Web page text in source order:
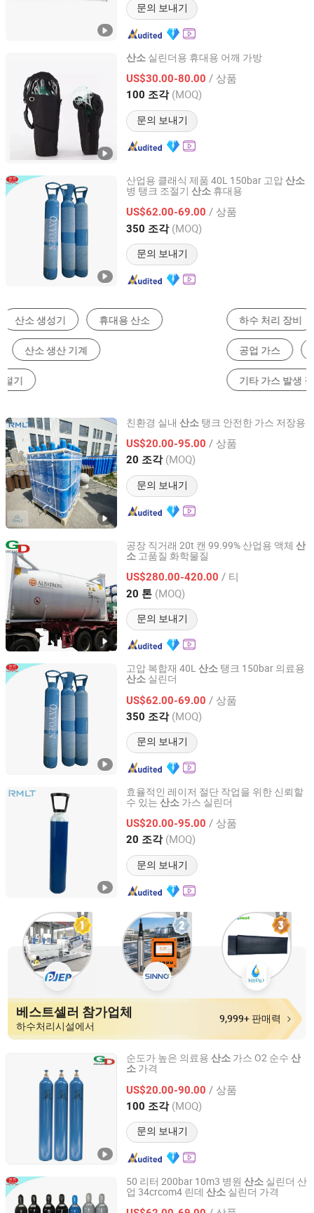
문의 보내기
산소 실린더용 휴대용 어깨 가방
US$30.00-80.00 / 상품
100 조각 (MOQ)
문의 보내기
Qingdao Guida Special Gas Co., Ltd.
Shandong, China 이후 2019
산업용 클래식 제품 40L 150bar 고압 산소
병 탱크 조절기 산소 휴대용
US$62.00-69.00 / 상품
350 조각 (MOQ)
문의 보내기
Anqiu Heng`an Gas Manufacture Factory
Shandong, China 이후 2023
하수 처리 장비 질소 발생기 가스 분리 장치
공업 가스
친환경 실내 산소 탱크 안전한 가스 저장용
US$20.00-95.00 / 상품
20 조각 (MOQ)
문의 보내기
Qingdao Ruiming Blue Sky Energy Co., Ltd.
Shandong, China 이후 2017
공장 직거래 20t 캔 99.99% 산업용 액체 산
소 고품질 화학물질
US$280.00-420.00 / 티
20 톤 (MOQ)
문의 보내기
Qingdao Guida Special Gas Co., Ltd.
Shandong, China 이후 2019
고압 복합재 40L 산소 탱크 150bar 의료용
산소 실린더
US$62.00-69.00 / 상품
350 조각 (MOQ)
문의 보내기
Anqiu Heng`an Gas Manufacture Factory
Shandong, China 이후 2023
효율적인 레이저 절단 작업을 위한 신뢰할
수 있는 산소 가스 실린더
US$20.00-95.00 / 상품
20 조각 (MOQ)
문의 보내기
Qingdao Ruiming Blue Sky Energy Co., Ltd.
Shandong, China 이후 2017
베스트셀러 참가업체
하수처리시설에서
9,999+ 판매력
순도가 높은 의료용 산소 가스 O2 순수 산
소 가격
US$20.00-90.00 / 상품
100 조각 (MOQ)
문의 보내기
Qingdao Guida Special Gas Co., Ltd.
Shandong, China 이후 2019
50 리터 200bar 10m3 병원 산소 실린더 산
업 34crcom4 린데 산소 실린더 가격
Anqiu Heng`an Gas Manufacture Factory